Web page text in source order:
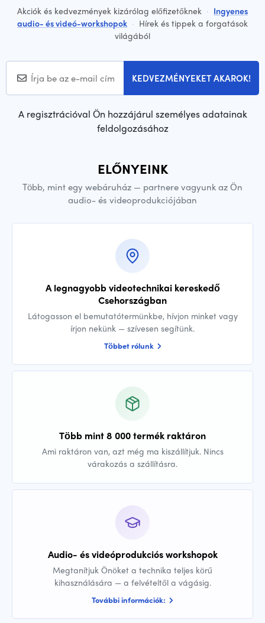
Akciók és kedvezmények kizárólag előfizetőknek · Ingyenes
audio- és videó-workshopok · Hírek és tippek a forgatások
világából
KEDVEZMÉNYEKET AKAROK!
A regisztrációval Ön hozzájárul személyes adatainak
feldolgozásához
ELŐNYEINK
Több, mint egy webáruház — partnere vagyunk az Ön
audio- és videoprodukciójában
A legnagyobb videotechnikai kereskedő
Csehországban
Látogasson el bemutatótermünkbe, hívjon minket vagy
írjon nekünk — szívesen segítünk.
Többet rólunk
Több mint 8 000 termék raktáron
Ami raktáron van, azt még ma kiszállítjuk. Nincs
várakozás a szállításra.
Audio- és videóprodukciós workshopok
Megtanítjuk Önöket a technika teljes körű
kihasználására — a felvételtől a vágásig.
További információk: